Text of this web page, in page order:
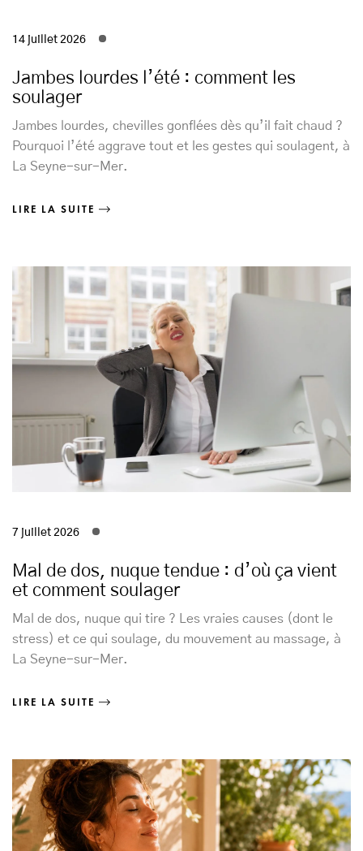
14 juillet 2026
Jambes lourdes l’été : comment les
soulager
Jambes lourdes, chevilles gonflées dès qu’il fait chaud ?
Pourquoi l’été aggrave tout et les gestes qui soulagent, à
La Seyne-sur-Mer.
LIRE LA SUITE
7 juillet 2026
Mal de dos, nuque tendue : d’où ça vient
et comment soulager
Mal de dos, nuque qui tire ? Les vraies causes (dont le
stress) et ce qui soulage, du mouvement au massage, à
La Seyne-sur-Mer.
LIRE LA SUITE